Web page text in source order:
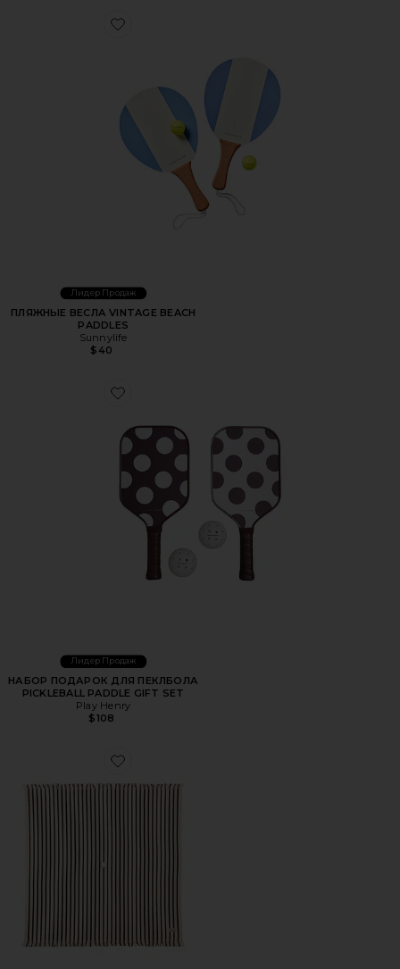
Favorite ПЛЯЖНЫЕ ВЕСЛА VINTAGE BEACH PADDLES
Лидер Продаж
ПЛЯЖНЫЕ ВЕСЛА VINTAGE BEACH
PADDLES
Sunnylife
$40
Favorite НАБОР ПОДАРОК ДЛЯ ПЕКЛБОЛА PICKLEBALL
Лидер Продаж
НАБОР ПОДАРОК ДЛЯ ПЕКЛБОЛА
PICKLEBALL PADDLE GIFT SET
Play Henry
$108
Favorite ПЛЯЖНОЕ ОДЕЯЛО BEACH BLANKET